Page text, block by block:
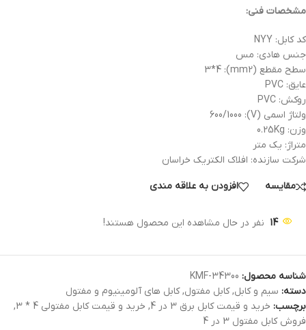
مشخصات فنی:
کد کابل: NYY
جنس هادی: مس
سطح مقطع (mm2): 3*4
عایق: PVC
روکش: PVC
ولتاژ اسمی (V): 600/1000
وزن: 0.25Kg
متراژ: یک متر
شرکت سازنده: افلاک الکتریک خراسان
مقایسه افزودن به علاقه مندی
14 نفر در حال مشاهده این محصول هستند!
شناسه محصول: KMF-34300
دسته: سیم و کابل, کابل مفتول, کابل های آلومینیوم و مفتول
برچسب: خرید و قیمت کابل برق 3 در 4 , خرید و قیمت کابل مفتولی 4 * 3
,
فروش کابل مفتول 3 در 4